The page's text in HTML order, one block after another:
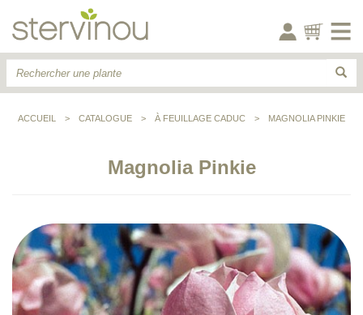
ACCUEIL > CATALOGUE > À FEUILLAGE CADUC > MAGNOLIA PINKIE
Magnolia Pinkie